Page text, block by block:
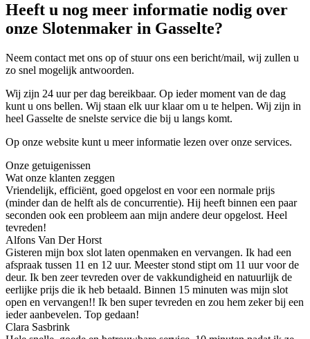
Heeft u nog meer informatie nodig over
onze Slotenmaker in Gasselte?
Neem contact met ons op of stuur ons een bericht/mail, wij zullen u
zo snel mogelijk antwoorden.
Wij zijn 24 uur per dag bereikbaar. Op ieder moment van de dag
kunt u ons bellen. Wij staan elk uur klaar om u te helpen. Wij zijn in
heel Gasselte de snelste service die bij u langs komt.
Op onze website kunt u meer informatie lezen over onze services.
Onze getuigenissen
Wat onze klanten zeggen
Vriendelijk, efficiënt, goed opgelost en voor een normale prijs
(minder dan de helft als de concurrentie). Hij heeft binnen een paar
seconden ook een probleem aan mijn andere deur opgelost. Heel
tevreden!
Alfons Van Der Horst
Gisteren mijn box slot laten openmaken en vervangen. Ik had een
afspraak tussen 11 en 12 uur. Meester stond stipt om 11 uur voor de
deur. Ik ben zeer tevreden over de vakkundigheid en natuurlijk de
eerlijke prijs die ik heb betaald. Binnen 15 minuten was mijn slot
open en vervangen!! Ik ben super tevreden en zou hem zeker bij een
ieder aanbevelen. Top gedaan!
Clara Sasbrink